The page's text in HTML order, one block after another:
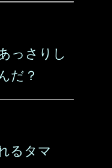
っさりし
だ？
るタマ